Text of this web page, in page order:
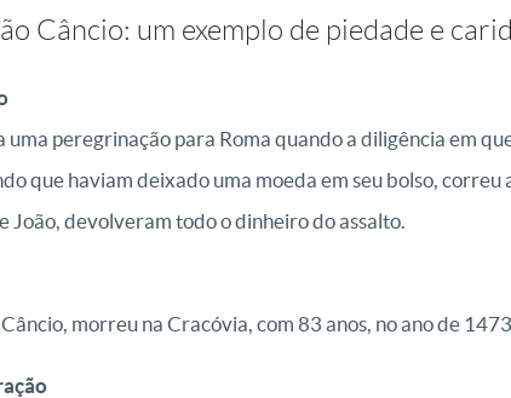
Câncio: um exemplo de piedade e
uma peregrinação para Roma quando a diligência em
que haviam deixado uma moeda em seu bolso,
João, devolveram todo o dinheiro do assalto.
Câncio, morreu na Cracóvia, com 83 anos, no ano de